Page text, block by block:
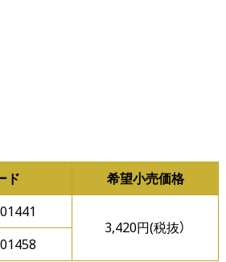
ド
希望小売価格
3,420円(税抜）